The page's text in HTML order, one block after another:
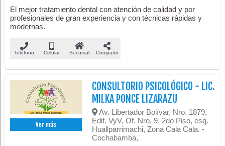
El mejor tratamiento dental con atención de calidad y por
profesionales de gran experiencia y con técnicas rápidas y
modernas.
Teléfono Celular Sucursal Compartir
Ver más
CONSULTORIO PSICOLÓGICO - LIC.
MILKA PONCE LIZARAZU
Av. Libertador Bolívar, Nro. 1879,
Edif. VyV, Of. Nro. 9, 2do Piso, esq.
Huallparrimachi, Zona Cala Cala. -
Cochabamba,